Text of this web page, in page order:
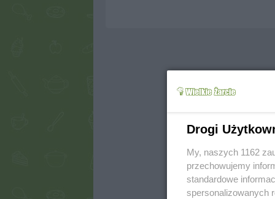
Drogi
My, naszych 1162
przechowujemy
standardowe
spersonalizowanych